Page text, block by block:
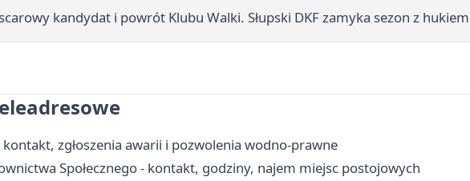
kandydat i powrót Klubu Walki. Słupski DKF zamyka sezon z hukiem
kontakt, zgłoszenia awarii i pozwolenia wodno-prawne
Społecznego - kontakt, godziny, najem miejsc postojowych